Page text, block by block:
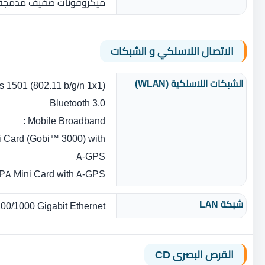
الاتصال اللاسلكي و الشبكات
الشبكات اللاسلكية (WLAN)
1501 (802.11 b/g/n 1x1)
Bluetooth 3.0
Mobile Broadband :
(Gobi™ 3000) with
A-GPS
Mini Card with A-GPS
شبكة LAN
1000 Gigabit Ethernet
القرص البصرى CD